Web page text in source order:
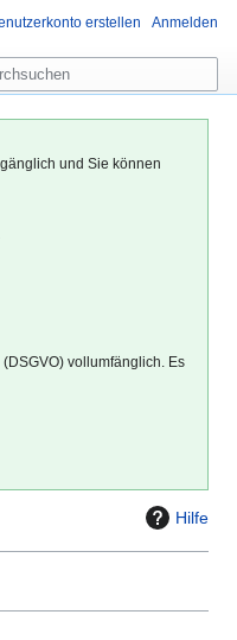
und Sie können
vollumfänglich. Es
Hilfe
erstellen Anmelden